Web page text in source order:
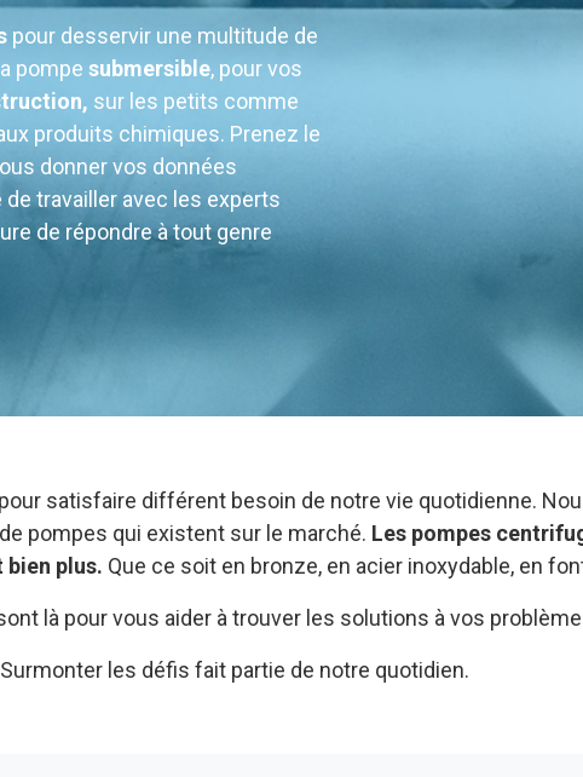
pour desservir une multitude de
pompe submersible, pour vos
sur les petits comme
produits chimiques. Prenez le
donner vos données
travailler avec les experts
de répondre à tout genre
satisfaire différent besoin de notre vie quotidienne.
pompes qui existent sur le marché. Les pompes
bien plus. Que ce soit en bronze, en acier inoxydable, en
là pour vous aider à trouver les solutions à vos
Surmonter les défis fait partie de notre quotidien.